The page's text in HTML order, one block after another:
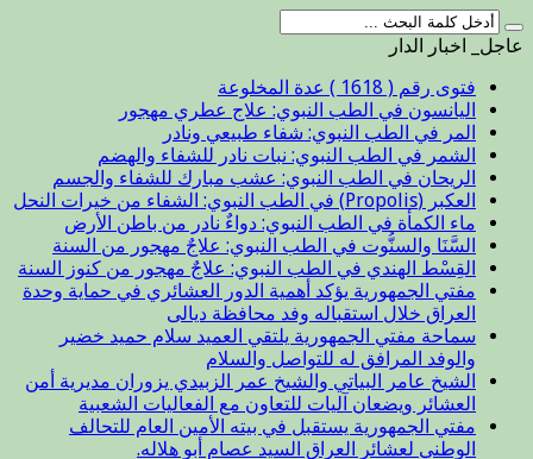
عاجل_ اخبار الدار
فتوى رقم ( 1618 ) عدة المخلوعة
اليانسون في الطب النبوي: علاج عطري مهجور
المر في الطب النبوي: شفاء طبيعي ونادر
الشمر في الطب النبوي: نبات نادر للشفاء والهضم
الريحان في الطب النبوي: عشب مبارك للشفاء والجسم
العكبر (Propolis) في الطب النبوي: الشفاء من خيرات النحل
ماء الكمأة في الطب النبوي: دواءٌ نادر من باطن الأرض
السَّنَا والسنُّوت في الطب النبوي: علاجٌ مهجور من السنة
القِسْط الهندي في الطب النبوي: علاجٌ مهجور من كنوز السنة
مفتي الجمهورية يؤكد أهمية الدور العشائري في حماية وحدة
العراق خلال استقباله وفد محافظة ديالى
سماحة مفتي الجمهورية يلتقي العميد سلام حميد خضير
والوفد المرافق له للتواصل والسلام
الشيخ عامر البياتي والشيخ عمر الزبيدي يزوران مديرية أمن
العشائر ويضعان آليات للتعاون مع الفعاليات الشعبية
مفتي الجمهورية يستقبل في بيته الأمين العام للتحالف
الوطني لعشائر العراق السيد عصام أبو هلاله.